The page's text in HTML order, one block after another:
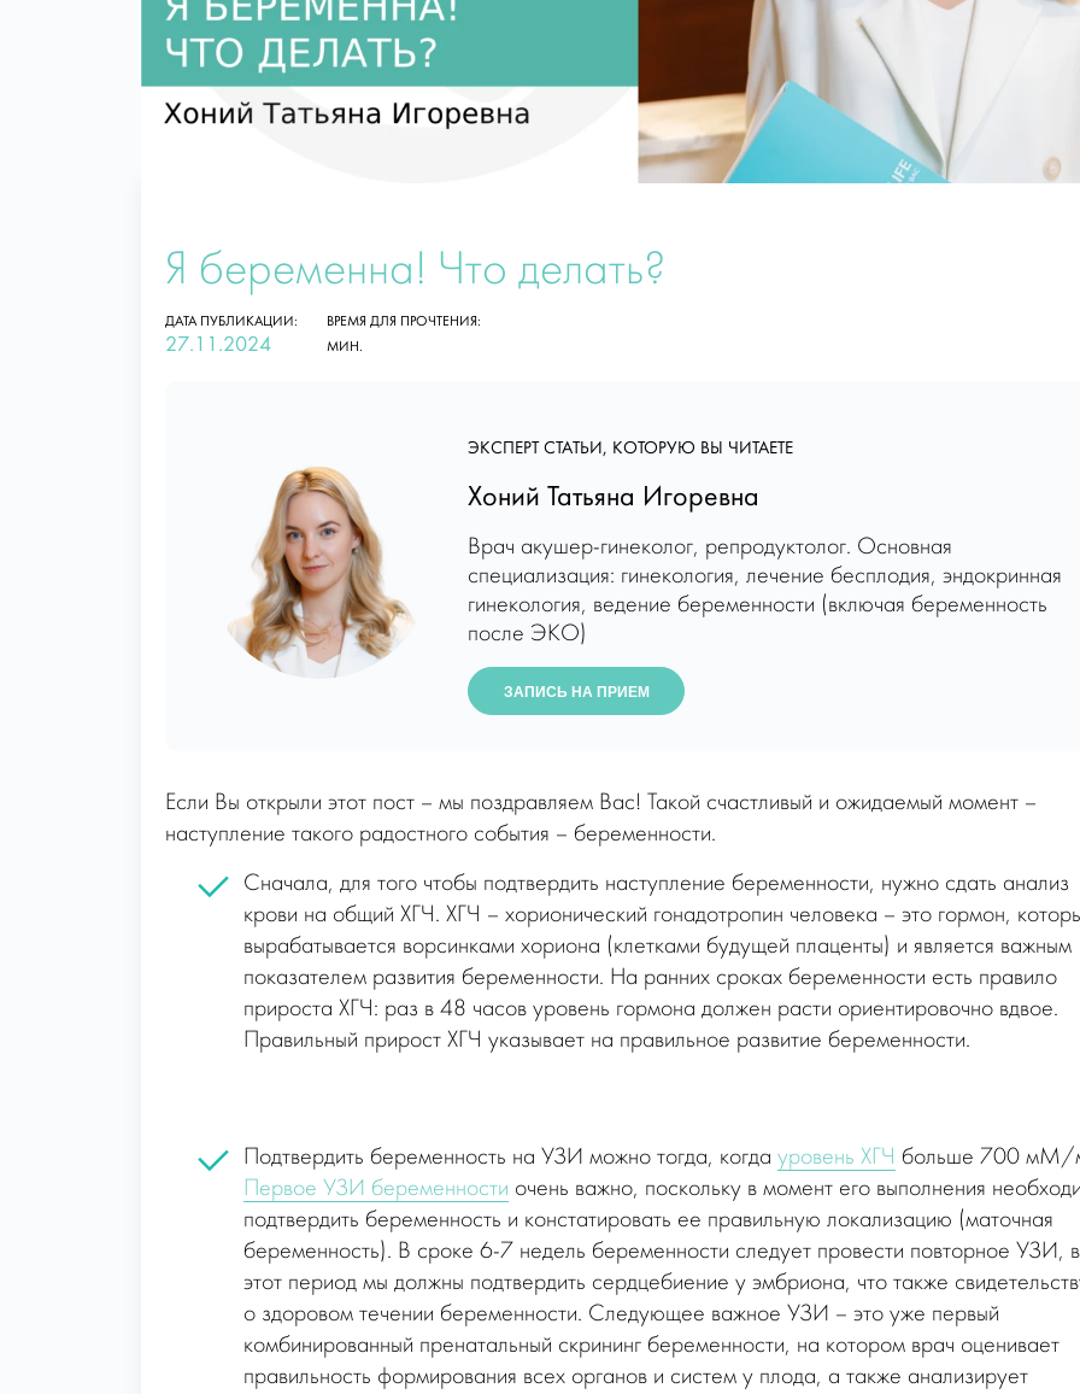
Я беременна! Что делать?
ДАТА ПУБЛИКАЦИИ:
27.11.2024
ВРЕМЯ ДЛЯ ПРОЧТЕНИЯ:
МИН.
ЭКСПЕРТ СТАТЬИ, КОТОРУЮ ВЫ ЧИТАЕТЕ
Хоний Татьяна Игоревна
Врач акушер-гинеколог, репродуктолог. Основная
специализация: гинекология, лечение бесплодия, эндокринная
гинекология, ведение беременности (включая беременность
после ЭКО)
ЗАПИСЬ НА ПРИЕМ
Если Вы открыли этот пост – мы поздравляем Вас! Такой счастливый и ожидаемый момент –
наступление такого радостного события – беременности.
Сначала, для того чтобы подтвердить наступление беременности, нужно сдать анализ
крови на общий ХГЧ. ХГЧ – хорионический гонадотропин человека – это гормон,
вырабатывается ворсинками хориона (клетками будущей плаценты) и является важным
показателем развития беременности. На ранних сроках беременности есть правило
прироста ХГЧ: раз в 48 часов уровень гормона должен расти ориентировочно вдвое.
Правильный прирост ХГЧ указывает на правильное развитие беременности.
Подтвердить беременность на УЗИ можно тогда, когда уровень ХГЧ больше 700 мМ/
Первое УЗИ беременности очень важно, поскольку в момент его выполнения
подтвердить беременность и констатировать ее правильную локализацию (маточная
беременность). В сроке 6-7 недель беременности следует провести повторное УЗИ, в
этот период мы должны подтвердить сердцебиение у эмбриона, что также
о здоровом течении беременности. Следующее важное УЗИ – это уже первый
комбинированный пренатальный скрининг беременности, на котором врач оценивает
правильность формирования всех органов и систем у плода, а также анализирует